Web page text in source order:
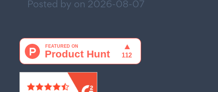
Posted by on 2026-08-07